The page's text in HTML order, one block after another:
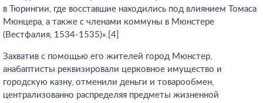
в Тюрингии, где восставшие находились под влиянием Томаса
Мюнцера, а также с членами коммуны в Мюнстере
(Вестфалия, 1534-1535)».[4]
Захватив с помощью его жителей город Мюнстер,
анабаптисты реквизировали церковное имущество и
городскую казну, отменили деньги и товарообмен,
централизованно распределяя предметы жизненной